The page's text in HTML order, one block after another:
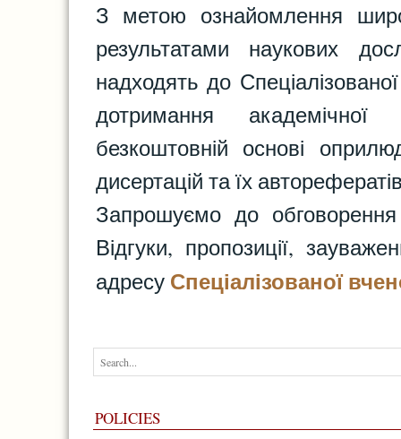
З метою ознайомлення
результатами наукових
надходять до
дотримання академічної
безкоштовній основі
дисертацій та їх
Запрошуємо до обговорення
Відгуки, пропозиції,
адресу Спеціалізованої
POLICIES